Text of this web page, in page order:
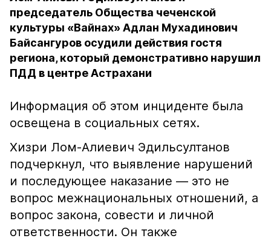
председатель Общества чеченской
культуры «Вайнах» Адлан Мухадинович
Байсангуров осудили действия гостя
региона, который демонстративно нарушил
ПДД в центре Астрахани
Информация об этом инциденте была
освещена в социальных сетях.
Хизри Лом-Алиевич Эдильсултанов
подчеркнул, что выявление нарушений
и последующее наказание — это не
вопрос межнациональных отношений, а
вопрос закона, совести и личной
ответственности. Он также